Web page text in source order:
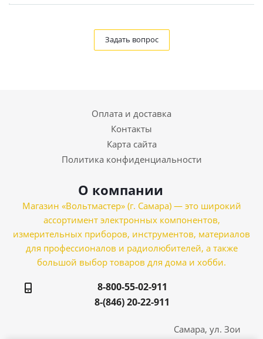
Задать вопрос
Оплата и доставка
Контакты
Карта сайта
Политика конфиденциальности
О компании
Магазин «Вольтмастер» (г. Самара) — это широкий
ассортимент электронных компонентов,
измерительных приборов, инструментов, материалов
для профессионалов и радиолюбителей, а также
большой выбор товаров для дома и хобби.
8-800-55-02-911
8-(846) 20-22-911
Самара, ул. Зои